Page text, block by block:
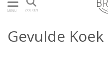
MENU ZOEKEN
Gevulde Koek